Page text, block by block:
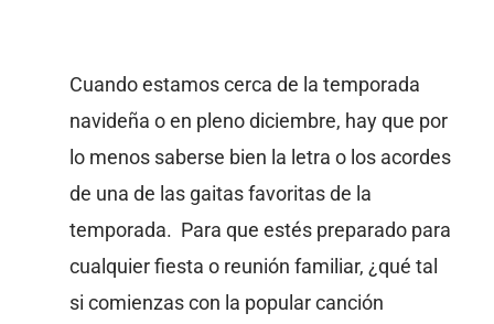
Cuando estamos cerca de la temporada
navideña o en pleno diciembre, hay que por
lo menos saberse bien la letra o los acordes
de una de las gaitas favoritas de la
temporada. Para que estés preparado para
cualquier fiesta o reunión familiar, ¿qué tal
si comienzas con la popular canción